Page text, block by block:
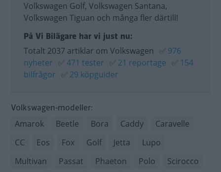
Volkswagen Golf, Volkswagen Santana,
Volkswagen Tiguan och många fler därtill!
På Vi Bilägare har vi just nu:
Totalt 2037 artiklar om Volkswagen ✅ 976
nyheter ✅471 tester ✅ 21 reportage ✅ 154
bilfrågor ✅ 29 köpguider
Volkswagen-modeller:
Amarok Beetle Bora Caddy
Caravelle
CC
Eos Fox Golf Jetta
Lupo
Multivan
Passat Phaeton Polo
Scirocco